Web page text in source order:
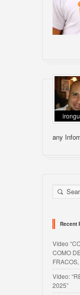
any
Recent
Vídeo
COMO
Vídeo:
2025”